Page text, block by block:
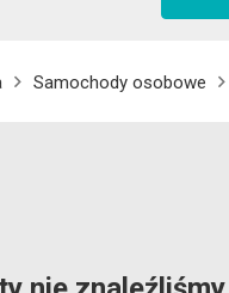
Samochody osobowe